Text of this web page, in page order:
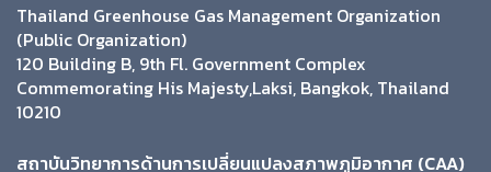
Thailand Greenhouse Gas Management Organization
(Public Organization)
120 Building B, 9th Fl. Government Complex
Commemorating His Majesty,Laksi, Bangkok, Thailand
10210
สถาบันวิทยาการด้านการเปลี่ยนแปลงสภาพภูมิอากาศ (CAA)